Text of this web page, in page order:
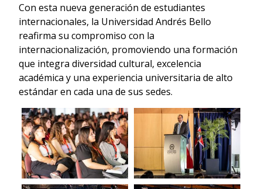
Con esta nueva generación de estudiantes
internacionales, la Universidad Andrés Bello
reafirma su compromiso con la
internacionalización, promoviendo una formación
que integra diversidad cultural, excelencia
académica y una experiencia universitaria de alto
estándar en cada una de sus sedes.